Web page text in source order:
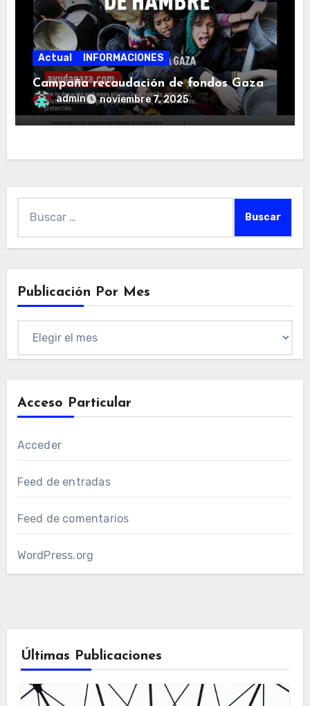
Actual INFORMACIONES
Campaña recaudación de fondos Gaza
admin noviembre 7, 2025
Publicación Por Mes
Acceso Particular
Acceder
Feed de entradas
Feed de comentarios
WordPress.org
Últimas Publicaciones